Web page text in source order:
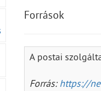
Források
A postai
Forrás: https://